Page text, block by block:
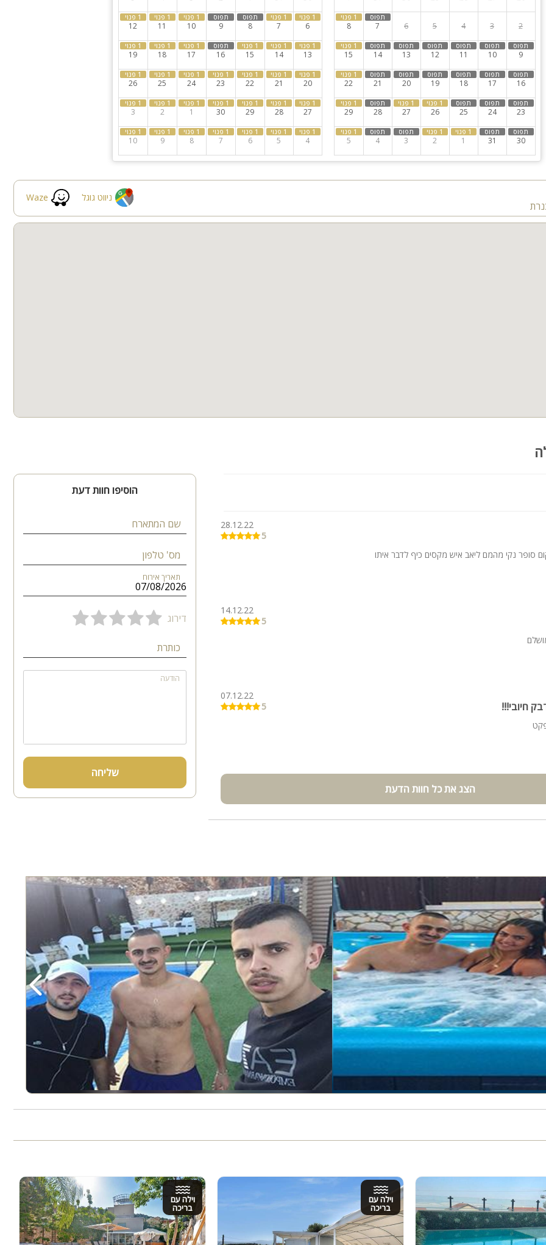
במקומכם, באותם תנאי הזמנה לא יחוייבו דמי ביטול
למסיבות
2
3
4
5
6
7
8
9
10
11
12
13
14
15
16
17
18
19
20
21
22
23
24
25
26
27
28
29
30
31
1
2
3
4
5
6
7
8
9
10
11
12
13
14
15
16
17
18
19
20
21
22
23
24
25
26
27
28
29
30
1
2
3
4
5
6
7
8
9
10
Waze ניווט גוגל
28.12.22
5
סופר נקי מהמם ליאב איש מקסים כיף לדבר איתו
14.12.22
5
חיובי!!!
07.12.22
5
הצג את כל חוות הדעת
הוסיפו חוות דעת
שם המתארח
מס' טלפון
תאריך אירוח
דירוג
כותרת
הודעה
שליחה
‹
וילה עם
בריכה
וילה עם
בריכה